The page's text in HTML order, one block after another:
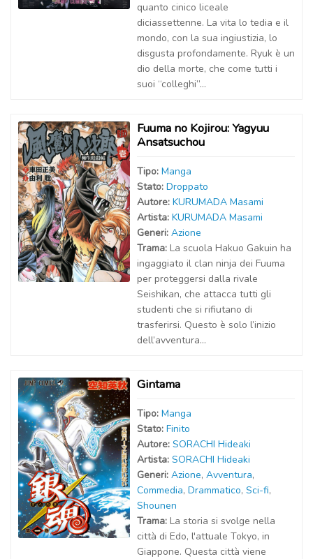
quanto cinico liceale
diciassettenne. La vita lo tedia e il
mondo, con la sua ingiustizia, lo
disgusta profondamente. Ryuk è un
dio della morte, che come tutti i
suoi “colleghi”...
Fuuma no Kojirou: Yagyuu
Ansatsuchou
Tipo: Manga
Stato: Droppato
Autore: KURUMADA Masami
Artista: KURUMADA Masami
Generi: Azione
Trama: La scuola Hakuo Gakuin ha
ingaggiato il clan ninja dei Fuuma
per proteggersi dalla rivale
Seishikan, che attacca tutti gli
studenti che si rifiutano di
trasferirsi. Questo è solo l’inizio
dell’avventura...
Gintama
Tipo: Manga
Stato: Finito
Autore: SORACHI Hideaki
Artista: SORACHI Hideaki
Generi: Azione, Avventura,
Commedia, Drammatico, Sci-fi,
Shounen
Trama: La storia si svolge nella
città di Edo, l'attuale Tokyo, in
Giappone. Questa città viene